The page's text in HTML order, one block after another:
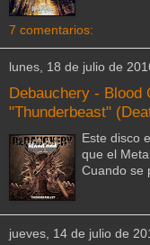
7 comentarios:
lunes, 18 de julio de
Debauchery - Blood
"Thunderbeast"
Este disco
que el
Cuando se
jueves, 14 de julio de